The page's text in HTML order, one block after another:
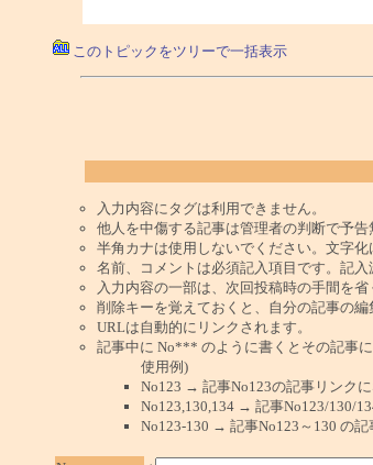
このトピックをツリーで一括表示
入力内容にタグは利用できません。
他人を中傷する記事は管理者の判断で予告
半角カナは使用しないでください。文字化
名前、コメントは必須記入項目です。記入
入力内容の一部は、次回投稿時の手間を省
削除キーを覚えておくと、自分の記事の編
URLは自動的にリンクされます。
記事中に No*** のように書くとその記事
使用例)
No123 → 記事No123の記事リンクに
No123,130,134 → 記事No123/130/
No123-130 → 記事No123～130 の記